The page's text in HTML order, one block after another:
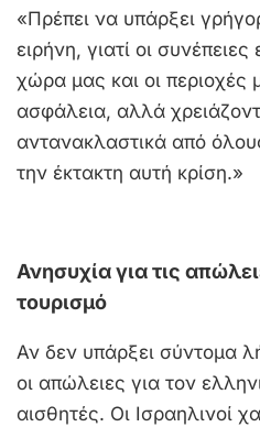
«Πρέπει να υπάρξει
ειρήνη, γιατί οι
χώρα μας και οι
ασφάλεια, αλλά
αντανακλαστικά από
την έκτακτη αυτή κρίση.»
Ανησυχία για τις
τουρισμό
Αν δεν υπάρξει σύντομα
οι απώλειες για τον
αισθητές. Οι Ισραηλινοί